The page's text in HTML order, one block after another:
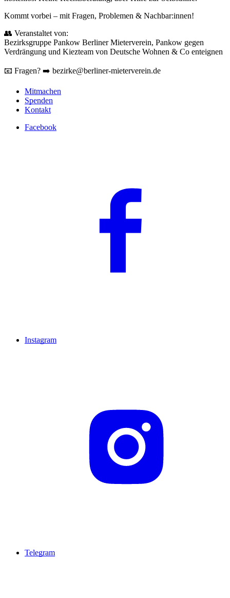
Kommt vorbei – mit Fragen, Problemen & Nachbar:innen!
👥 Veranstaltet von:
Bezirksgruppe Pankow Berliner Mieterverein, Pankow gegen
Verdrängung und Kiezteam von Deutsche Wohnen & Co enteignen
📧 Fragen? ➡️ bezirke@berliner-mieterverein.de
Mitmachen
Spenden
Kontakt
Facebook
Instagram
Telegram